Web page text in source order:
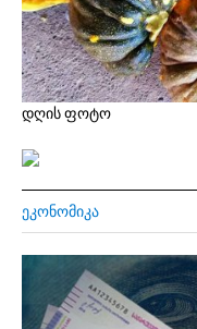
დღის ფოტო
ᲔᲙᲝᲜᲝᲛᲘᲙᲐ